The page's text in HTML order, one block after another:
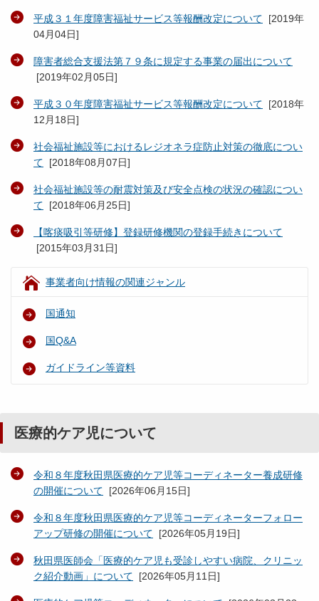
平成３１年度障害福祉サービス等報酬改定について [2019年
04月04日]
障害者総合支援法第７９条に規定する事業の届出について
[2019年02月05日]
平成３０年度障害福祉サービス等報酬改定について [2018年
12月18日]
社会福祉施設等におけるレジオネラ症防止対策の徹底につい
て [2018年08月07日]
社会福祉施設等の耐震対策及び安全点検の状況の確認につい
て [2018年06月25日]
【喀痰吸引等研修】登録研修機関の登録手続きについて
[2015年03月31日]
事業者向け情報の関連ジャンル
国通知
国Q&A
ガイドライン等資料
医療的ケア児について
令和８年度秋田県医療的ケア児等コーディネーター養成研修
の開催について [2026年06月15日]
令和８年度秋田県医療的ケア児等コーディネーターフォロー
アップ研修の開催について [2026年05月19日]
秋田県医師会「医療的ケア児も受診しやすい病院、クリニッ
ク紹介動画」について [2026年05月11日]